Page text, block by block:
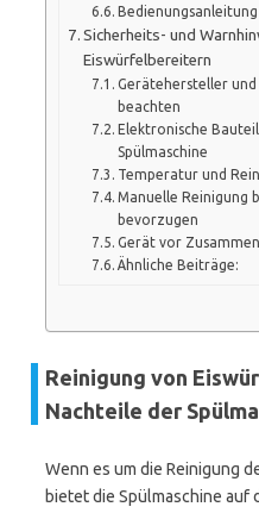
Sicherheits- und
Eiswürfelbereitern
Gerätehersteller
beachten
Elektronische
Spülmaschine
Temperatur und
Manuelle Reinigung
bevorzugen
Gerät vor
Ähnliche Beiträge:
Reinigung von
Nachteile der
Wenn es um die Reinigung
bietet die Spülmaschine auf